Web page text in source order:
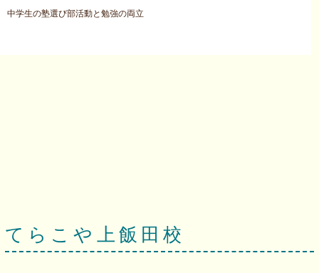
中学生の塾選び部活動と勉強の両立
てらこや上飯田校